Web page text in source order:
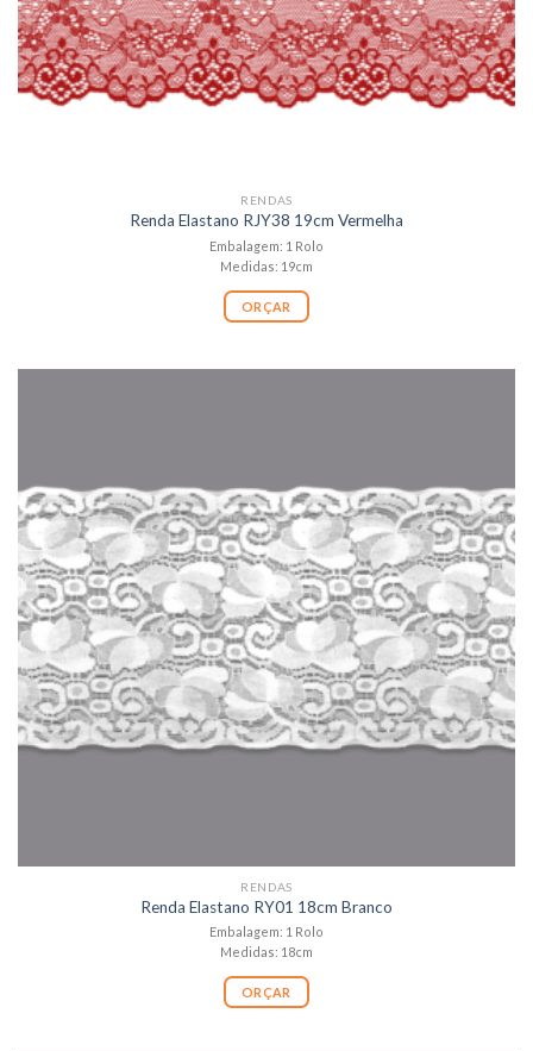
RENDAS
Renda Elastano RJY38 19cm Vermelha
Embalagem: 1 Rolo
Medidas: 19cm
ORÇAR
RENDAS
Renda Elastano RY01 18cm Branco
Embalagem: 1 Rolo
Medidas: 18cm
ORÇAR